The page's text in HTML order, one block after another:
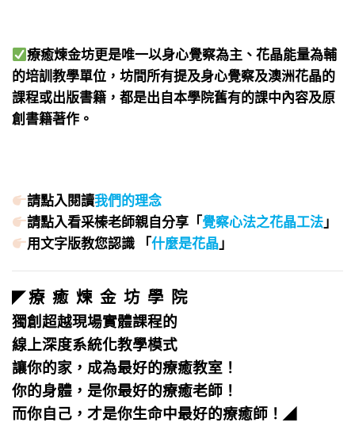
療癒煉金坊更是唯一以身心覺察為主、花晶能量為輔
的培訓教學單位，坊間所有提及身心覺察及澳洲花晶的
課程或出版書籍，都是出自本學院舊有的課中內容及原
創書籍著作。
請點入閱讀我們的理念
請點入看采榛老師親自分享「覺察心法之花晶工法」
用文字版教您認識 「什麼是花晶」
◤療 癒 煉 金 坊 學 院
獨創超越現場實體課程的
線上深度系統化教學模式
讓你的家，成為最好的療癒教室！
你的身體，是你最好的療癒老師！
而你自己，才是你生命中最好的療癒師！ ◢